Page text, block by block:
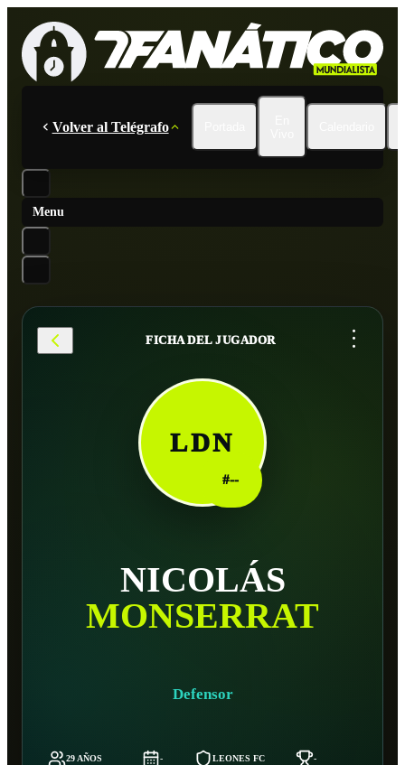
Volver al Telégrafo
Menu
FICHA DEL JUGADOR ...
LDN
#--
NICOLÁS
MONSERRAT
Defensor
29 AÑOS - LEONES FC -